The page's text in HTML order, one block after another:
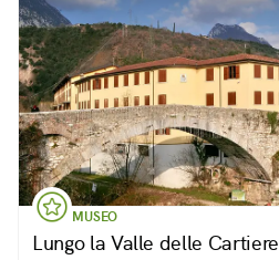
MUSEO
Lungo la Valle delle Cartiere